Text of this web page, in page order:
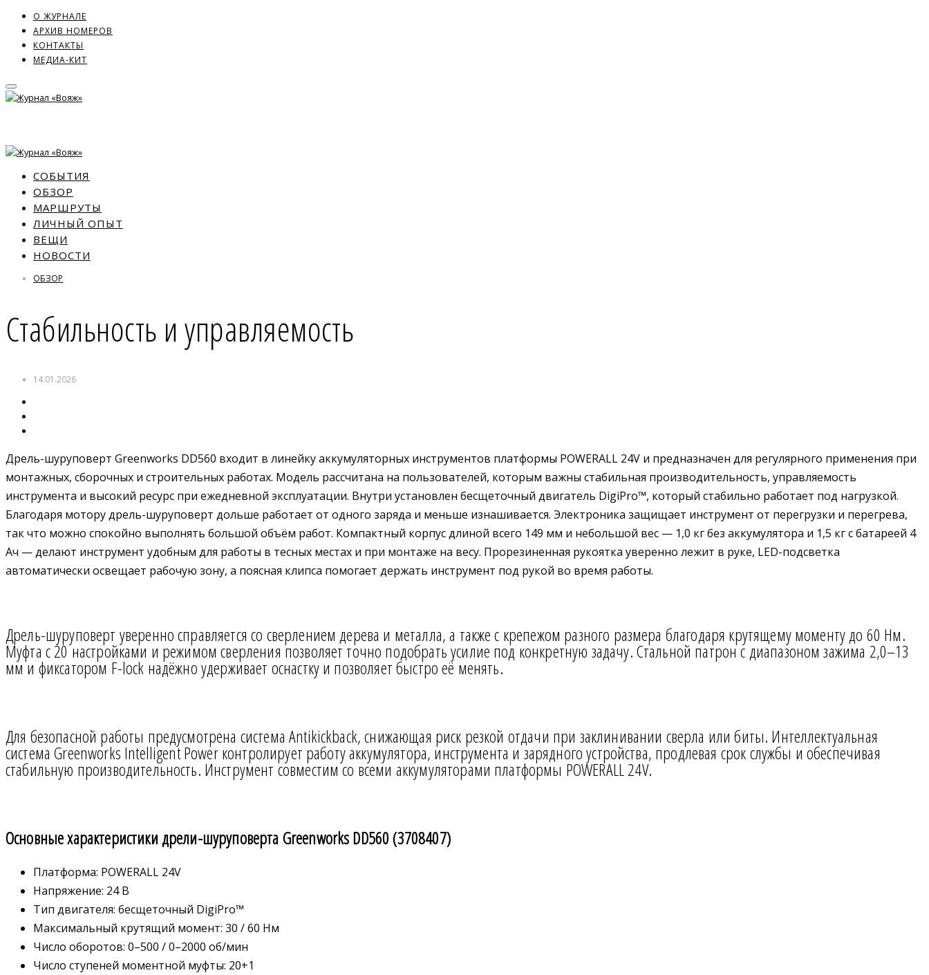
О ЖУРНАЛЕ
АРХИВ НОМЕРОВ
КОНТАКТЫ
МЕДИА-КИТ
СОБЫТИЯ
ОБЗОР
МАРШРУТЫ
ЛИЧНЫЙ ОПЫТ
ВЕЩИ
НОВОСТИ
ОБЗОР
Стабильность и управляемость
14.01.2026
Дрель-шуруповерт Greenworks DD560 входит в линейку аккумуляторных инструментов платформы POWERALL 24V и предназначен для регулярного применения при
монтажных, сборочных и строительных работах. Модель рассчитана на пользователей, которым важны стабильная производительность, управляемость
инструмента и высокий ресурс при ежедневной эксплуатации. Внутри установлен бесщеточный двигатель DigiPro™, который стабильно работает под нагрузкой.
Благодаря мотору дрель-шуруповерт дольше работает от одного заряда и меньше изнашивается. Электроника защищает инструмент от перегрузки и перегрева,
так что можно спокойно выполнять большой объём работ. Компактный корпус длиной всего 149 мм и небольшой вес — 1,0 кг без аккумулятора и 1,5 кг с батареей 4
Ач — делают инструмент удобным для работы в тесных местах и при монтаже на весу. Прорезиненная рукоятка уверенно лежит в руке, LED-подсветка
автоматически освещает рабочую зону, а поясная клипса помогает держать инструмент под рукой во время работы.
Дрель-шуруповерт уверенно справляется со сверлением дерева и металла, а также с крепежом разного размера благодаря крутящему моменту до 60 Нм.
Муфта с 20 настройками и режимом сверления позволяет точно подобрать усилие под конкретную задачу. Стальной патрон с диапазоном зажима 2,0–13
мм и фиксатором F-lock надёжно удерживает оснастку и позволяет быстро её менять.
Для безопасной работы предусмотрена система Antikickback, снижающая риск резкой отдачи при заклинивании сверла или биты. Интеллектуальная
система Greenworks Intelligent Power контролирует работу аккумулятора, инструмента и зарядного устройства, продлевая срок службы и обеспечивая
стабильную производительность. Инструмент совместим со всеми аккумуляторами платформы POWERALL 24V.
Основные характеристики дрели-шуруповерта Greenworks DD560 (3708407)
Платформа: POWERALL 24V
Напряжение: 24 В
Тип двигателя: бесщеточный DigiPro™
Максимальный крутящий момент: 30 / 60 Нм
Число оборотов: 0–500 / 0–2000 об/мин
Число ступеней моментной муфты: 20+1